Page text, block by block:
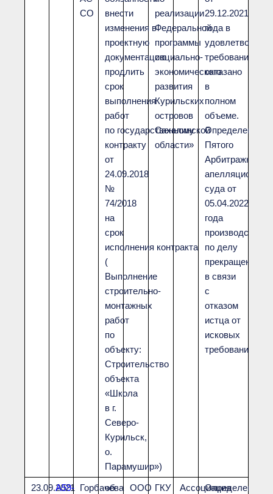
СО
внести
изменения в
проектную
документацию
продлить
срок
выполнения
работ
по государственному
контракту
от
24.09.2018
№
74/2018
на
срок
исполнения контракта
(
Выполнение
строительно-
монтажных
работ
по
объекту:
Строительство
объекта
«Школа
в г.
Северо-
Курильск,
о.
Парамушир»)
реализации
Федеральной
программы
социально-
экономического
развития
Курильских
островов
Сахалинской
области»
29.12.2021
года в
удовлетворении
требований
октазано
в
полном
объеме.
Определением
Пятого
Арбитражного
апелляционного
суда от
05.04.2022
года
производство
по делу
прекращено
в связи
с
отказом
истца от
исковых
требований
23.09.2021
А59- Горбачева
об
ООО ГКУ
АссоциацияОпределением